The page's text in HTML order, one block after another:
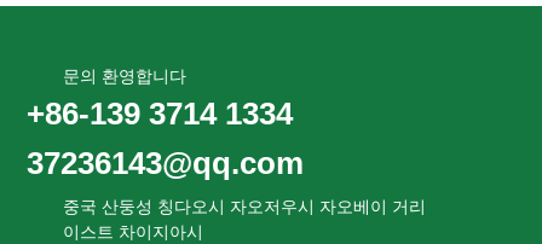
문의 환영합니다
+86-139 3714 1334
37236143@qq.com
중국 산둥성 칭다오시 자오저우시 자오베이 거리
이스트 차이지아시